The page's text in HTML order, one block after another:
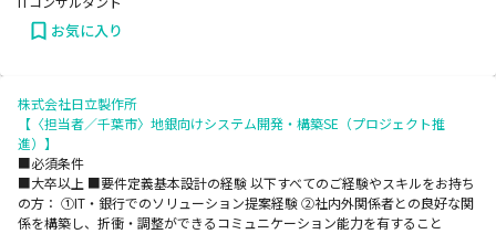
お気に入り
株式会社日立製作所
【〈担当者／千葉市〉地銀向けシステム開発・構築SE（プロジェクト推
進）】
■必須条件
■大卒以上 ■要件定義基本設計の経験 以下すべてのご経験やスキルをお持ち
の方： ①IT・銀行でのソリューション提案経験 ②社内外関係者との良好な関
係を構築し、折衝・調整ができるコミュニケーション能力を有すること